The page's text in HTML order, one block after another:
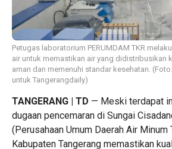
Petugas laboratorium PERUMDAM TKR
air untuk memastikan air yang didistribusikan
aman dan memenuhi standar kesehatan.
untuk Tangerangdaily)
TANGERANG | TD — Meski terdapat
dugaan pencemaran di Sungai
(Perusahaan Umum Daerah Air Minum
Kabupaten Tangerang memastikan